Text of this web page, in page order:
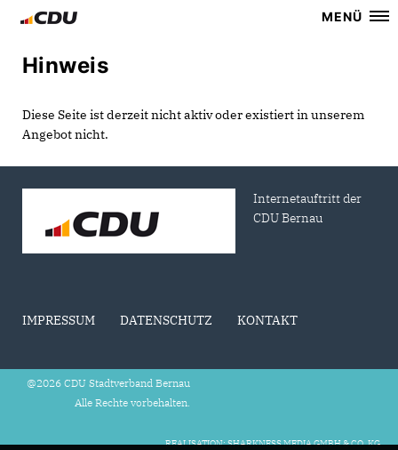
MENÜ
Hinweis
Diese Seite ist derzeit nicht aktiv oder existiert in unserem
Angebot nicht.
Internetauftritt der
CDU Bernau
IMPRESSUM DATENSCHUTZ KONTAKT
@2026 CDU Stadtverband Bernau
Alle Rechte vorbehalten.
REALISATION: SHARKNESS MEDIA GMBH & CO. KG